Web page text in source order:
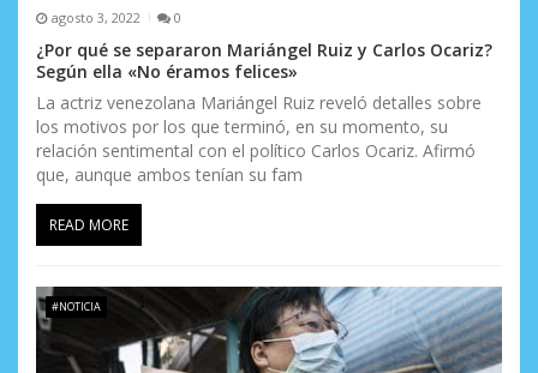
agosto 3, 2022 0
¿Por qué se separaron Mariángel Ruiz y Carlos Ocariz?
Según ella «No éramos felices»
La actriz venezolana Mariángel Ruiz reveló detalles sobre
los motivos por los que terminó, en su momento, su
relación sentimental con el político Carlos Ocariz. Afirmó
que, aunque ambos tenían su fam
READ MORE
#NOTICIA